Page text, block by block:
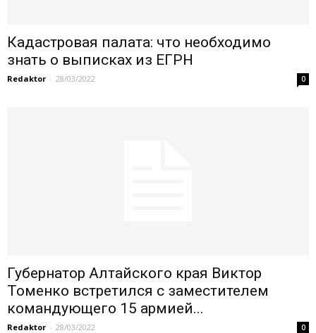
Кадастровая палата: что необходимо
знать о выписках из ЕГРН
Redaktor - 28/03/2022 0
Губернатор Алтайского края Виктор
Томенко встретился с заместителем
командующего 15 армией...
Redaktor - 28/03/2022 0